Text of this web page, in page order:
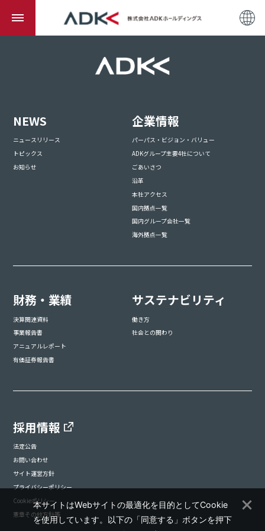
NEWS
ニュースリリース
トピックス
お知らせ
企業情報
パーパス・ビジョン・バリュー
ADKグループ主要4社について
ごあいさつ
沿革
本社アクセス
国内拠点一覧
国内グループ会社一覧
海外拠点一覧
財務・業績
決算関連資料
事業報告書
アニュアルレポート
有価証券報告書
サステナビリティ
働き方
社会との関わり
採用情報
法定公告
お問い合わせ
サイト運営方針
プライバシーポリシー
Cookieポリシー
憲章その他方針等
本サイトはWebサイトの最適化を目的としてCookie
を使用しています。以下の「同意する」ボタンを押下